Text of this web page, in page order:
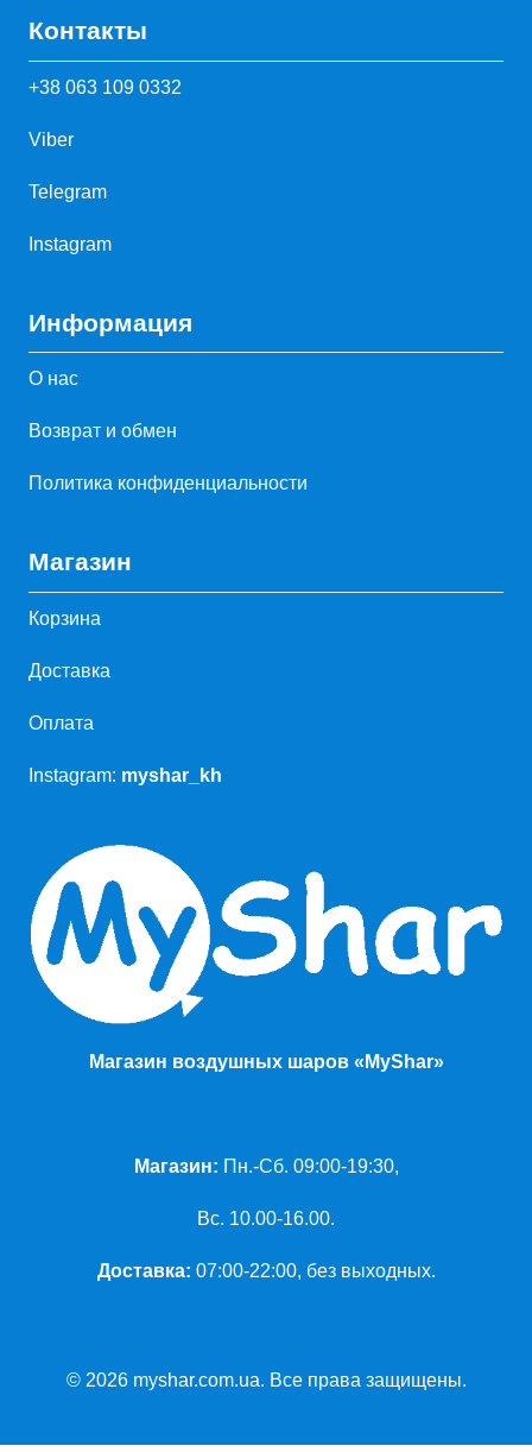
Контакты
+38 063 109 0332
Viber
Telegram
Instagram
Информация
О нас
Возврат и обмен
Политика конфиденциальности
Магазин
Корзина
Доставка
Оплата
Instagram: myshar_kh
Магазин воздушных шаров «MyShar»
Магазин: Пн.-Сб. 09:00-19:30,
Вс. 10.00-16.00.
Доставка: 07:00-22:00, без выходных.
© 2026 myshar.com.ua. Все права защищены.